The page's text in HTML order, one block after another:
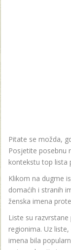
Pitate se možda,
Posjetite posebnu
kontekstu top lista
Klikom na dugme
domaćih i stranih
ženska imena
Liste su
regionima. Uz
imena bila